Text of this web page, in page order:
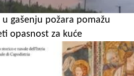
gašenju požara pomažu
opasnost za kuće